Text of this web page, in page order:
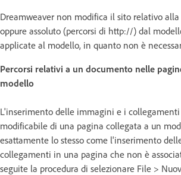
Dreamweaver non modifica il sito relativo
oppure assoluto (percorsi di http://) dal
applicate al modello, in quanto non è
Percorsi relativi a un documento nelle
modello
L'inserimento delle immagini e i
modificabile di una pagina collegata a un
esattamente lo stesso come l'inserimento
collegamenti in una pagina che non è
seguite la procedura di selezionare File >